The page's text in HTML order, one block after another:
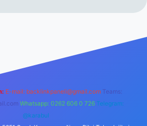
E-mail: backlinkpaneli@gmail.com Teams:
Whatsapp: 0262 606 0 726 Telegram:
@karabul